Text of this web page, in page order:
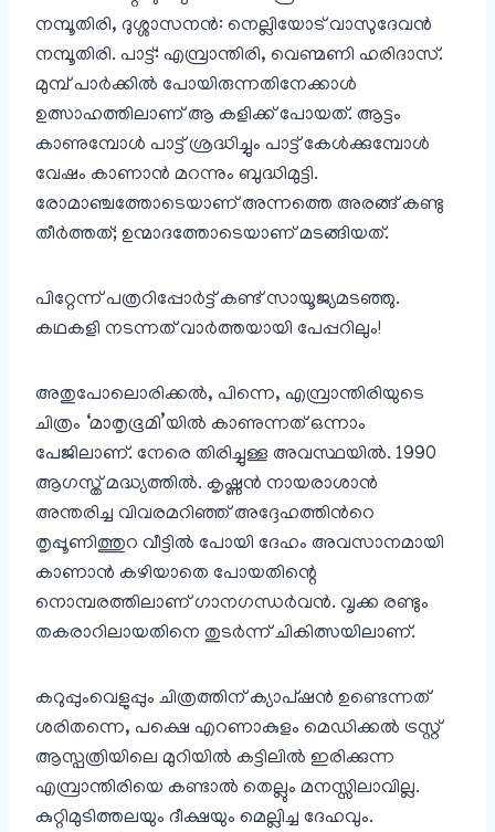
നമ്പൂതിരി, ദുശ്ശാസനൻ: നെല്ലിയോട് വാസുദേവൻ
നമ്പൂതിരി. പാട്ട്: എമ്പ്രാന്തിരി, വെണ്മണി ഹരിദാസ്.
മുമ്പ് പാർക്കിൽ പോയിരുന്നതിനേക്കാൾ
ഉത്സാഹത്തിലാണ് ആ കളിക്ക് പോയത്. ആട്ടം
കാണുമ്പോൾ പാട്ട് ശ്രദ്ധിച്ചും പാട്ട് കേൾക്കുമ്പോൾ
വേഷം കാണാൻ മറന്നും ബുദ്ധിമുട്ടി.
രോമാഞ്ചത്തോടെയാണ് അന്നത്തെ അരങ്ങ് കണ്ടു
തീർത്തത്; ഉന്മാദത്തോടെയാണ് മടങ്ങിയത്.
പിറ്റേന്ന് പത്രറിപ്പോർട്ട് കണ്ട് സായൂജ്യമടഞ്ഞു.
കഥകളി നടന്നത് വാർത്തയായി പേപ്പറിലും!
അതുപോലൊരിക്കൽ, പിന്നെ, എമ്പ്രാന്തിരിയുടെ
ചിത്രം ‘മാതൃഭൂമി’യിൽ കാണുന്നത് ഒന്നാം
പേജിലാണ്. നേരെ തിരിച്ചുള്ള അവസ്ഥയിൽ. 1990
ആഗസ്ത് മദ്ധ്യത്തിൽ. കൃഷ്ണൻ നായരാശാൻ
അന്തരിച്ച വിവരമറിഞ്ഞ് അദ്ദേഹത്തിൻറെ
തൃപ്പൂണിത്തുറ വീട്ടിൽ പോയി ദേഹം അവസാനമായി
കാണാൻ കഴിയാതെ പോയതിന്റെ
നൊമ്പരത്തിലാണ് ഗാനഗന്ധർവൻ. വൃക്ക രണ്ടും
തകരാറിലായതിനെ തുടർന്ന് ചികിത്സയിലാണ്.
കറുപ്പുംവെളുപ്പും ചിത്രത്തിന് ക്യാപ്ഷൻ ഉണ്ടെന്നത്‌
ശരിതന്നെ, പക്ഷെ എറണാകുളം മെഡിക്കൽ ട്രസ്റ്റ്
ആസ്പത്രിയിലെ മുറിയിൽ കട്ടിലിൽ ഇരിക്കുന്ന
എമ്പ്രാന്തിരിയെ കണ്ടാൽ തെല്ലും മനസ്സിലാവില്ല.
കുറ്റിമുടിത്തലയും ദീക്ഷയും മെല്ലിച്ച ദേഹവും.